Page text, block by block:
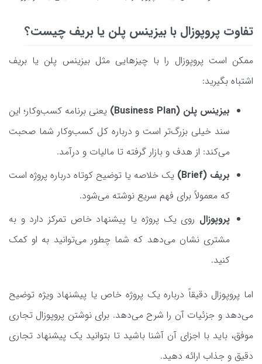
تفاوت پروپوزال با بیزینس پلن یا بریف چیست؟
ممکن است پروپوزال را با چیزهایی مثل بیزینس پلن یا بریف
اشتباه بگیرید:
بیزینس پلن (Business Plan)
یعنی برنامه کسب‌وکار؛ این
سند خیلی بزرگ‌تر است و درباره کل کسب‌وکار شما صحبت
می‌کند: از هدف و بازار گرفته تا مالیات و درآمد.
بریف (Brief)
یک خلاصه یا توضیح کوتاه درباره پروژه است
که معمولاً برای فهم سریع نوشته می‌شود.
پروپوزال روی یک پروژه یا پیشنهاد خاص تمرکز دارد و به
مشتری نشان می‌دهد که شما چطور می‌توانید به او کمک
کنید.
اما پروپوزال دقیقاً درباره یک پروژه خاص یا پیشنهاد ویژه توضیح
می‌دهد و جزئیات آن را شرح می‌دهد. برای نوشتن پروپوزال تجاری
موفق، باید با اجزای آن آشنا باشید تا بتوانید یک پیشنهاد تجاری
دقیق و جذاب ارائه دهید.